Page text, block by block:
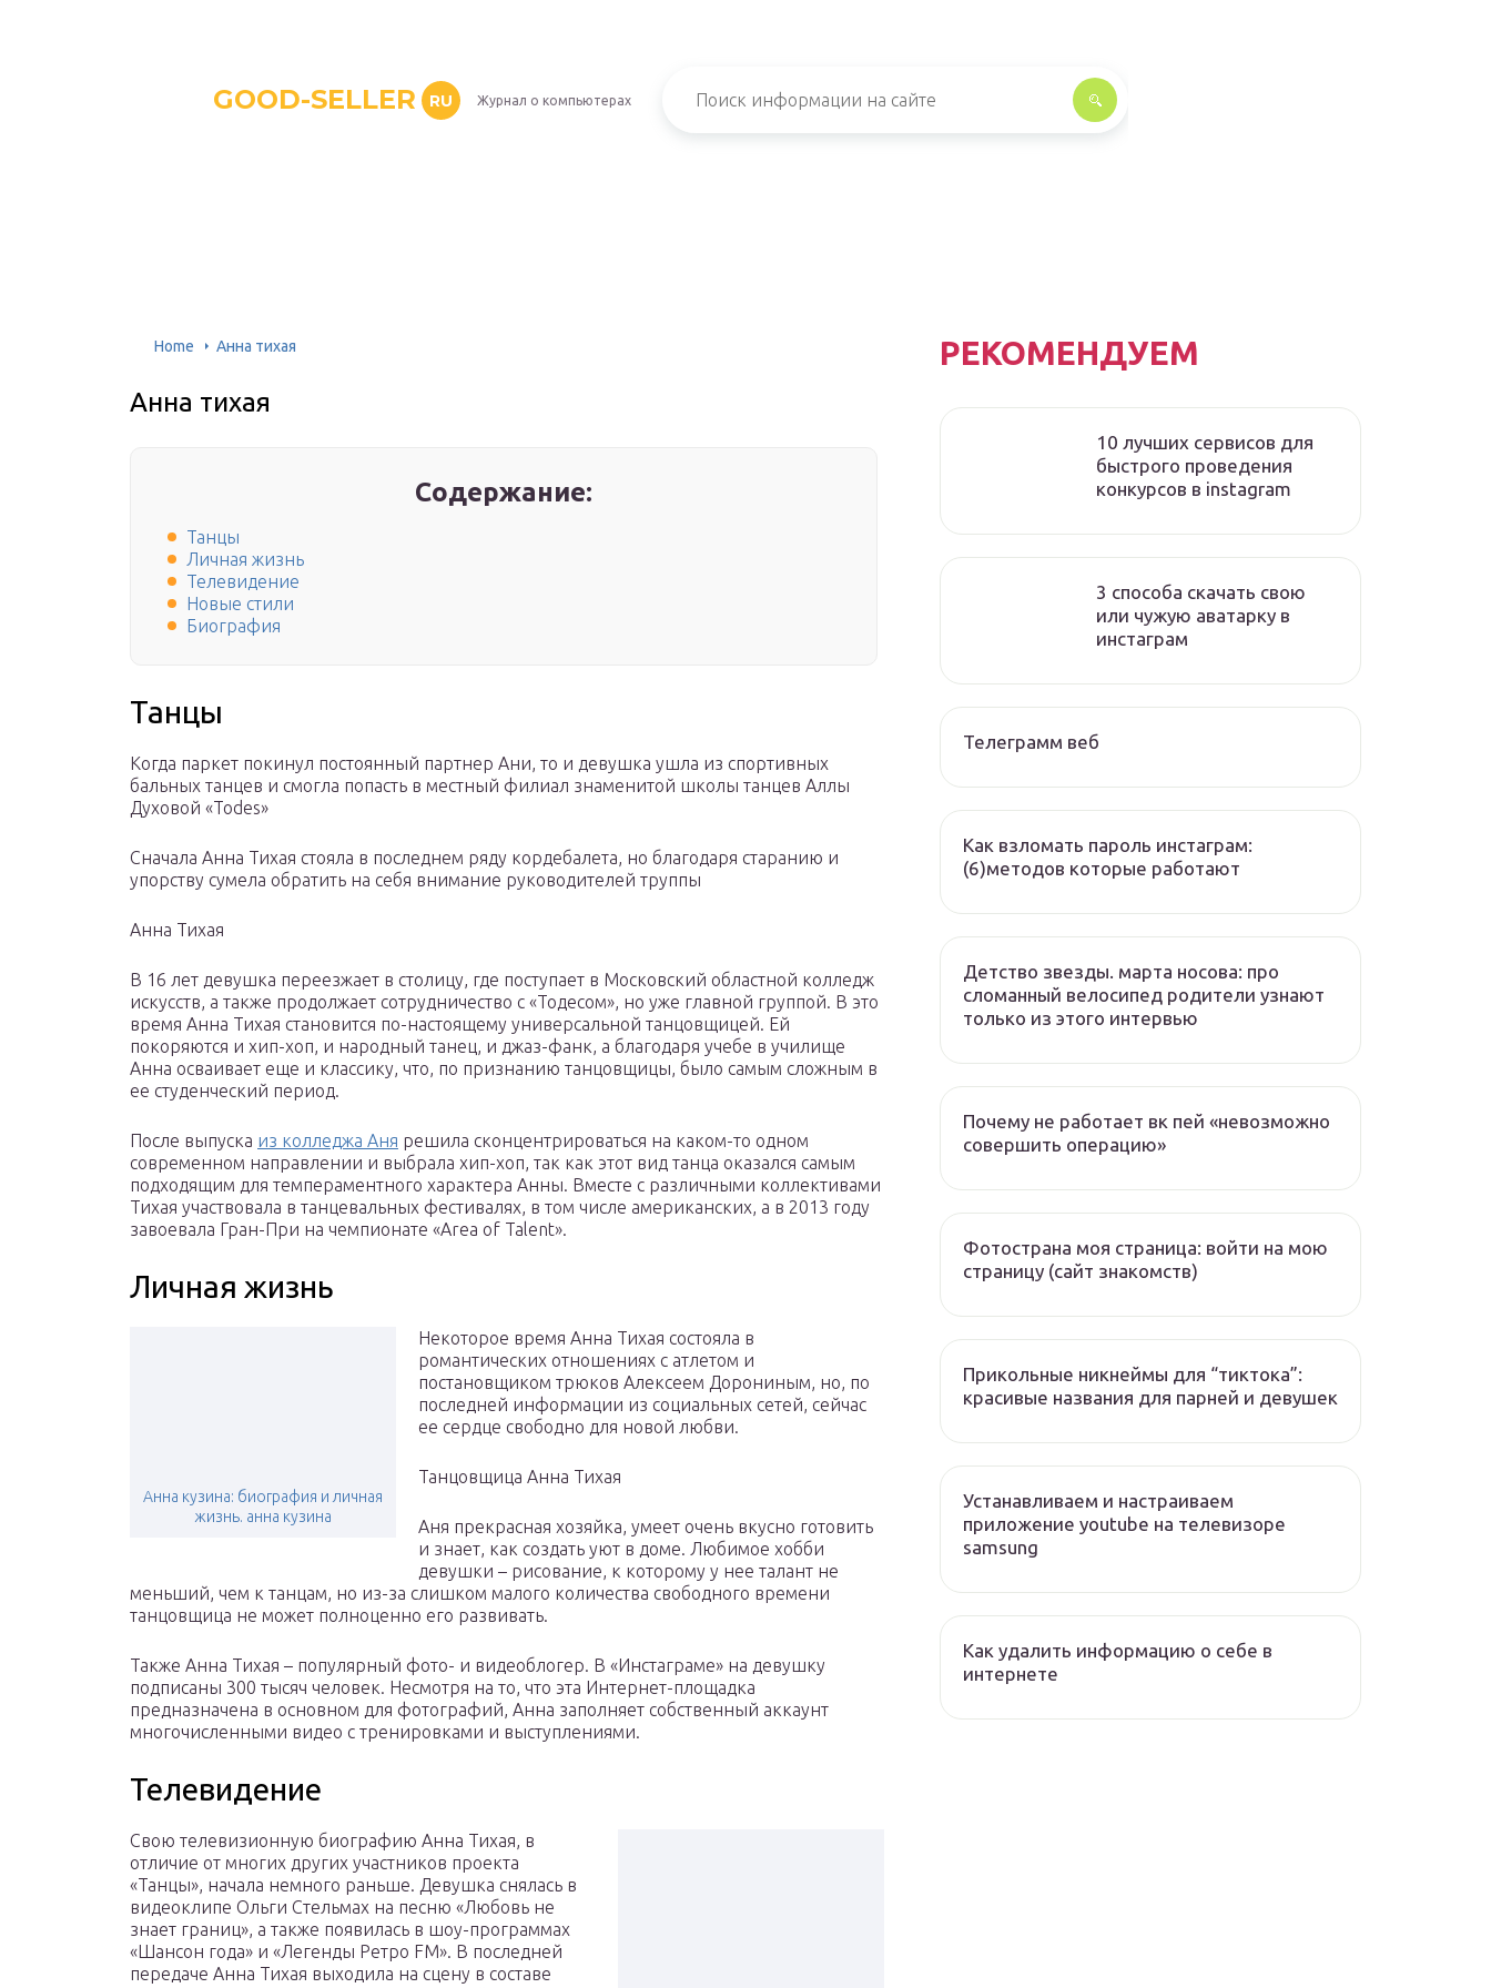
GOOD-SELLER RU Журнал о компьютерах
Home Анна тихая
Анна тихая
Содержание:
Танцы
Личная жизнь
Телевидение
Новые стили
Биография
Танцы
Когда паркет покинул постоянный партнер Ани, то и девушка ушла из спортивных
бальных танцев и смогла попасть в местный филиал знаменитой школы танцев Аллы
Духовой «Todes»
Сначала Анна Тихая стояла в последнем ряду кордебалета, но благодаря старанию и
упорству сумела обратить на себя внимание руководителей труппы
Анна Тихая
В 16 лет девушка переезжает в столицу, где поступает в Московский областной колледж
искусств, а также продолжает сотрудничество с «Тодесом», но уже главной группой. В это
время Анна Тихая становится по-настоящему универсальной танцовщицей. Ей
покоряются и хип-хоп, и народный танец, и джаз-фанк, а благодаря учебе в училище
Анна осваивает еще и классику, что, по признанию танцовщицы, было самым сложным в
ее студенческий период.
После выпуска из колледжа Аня решила сконцентрироваться на каком-то одном
современном направлении и выбрала хип-хоп, так как этот вид танца оказался самым
подходящим для темпераментного характера Анны. Вместе с различными коллективами
Тихая участвовала в танцевальных фестивалях, в том числе американских, а в 2013 году
завоевала Гран-При на чемпионате «Area of Talent».
Личная жизнь
Анна кузина: биография и личная
жизнь. анна кузина
Некоторое время Анна Тихая состояла в
романтических отношениях с атлетом и
постановщиком трюков Алексеем Дорониным, но, по
последней информации из социальных сетей, сейчас
ее сердце свободно для новой любви.
Танцовщица Анна Тихая
Аня прекрасная хозяйка, умеет очень вкусно готовить
и знает, как создать уют в доме. Любимое хобби
девушки – рисование, к которому у нее талант не
меньший, чем к танцам, но из-за слишком малого количества свободного времени
танцовщица не может полноценно его развивать.
Также Анна Тихая – популярный фото- и видеоблогер. В «Инстаграме» на девушку
подписаны 300 тысяч человек. Несмотря на то, что эта Интернет-площадка
предназначена в основном для фотографий, Анна заполняет собственный аккаунт
многочисленными видео с тренировками и выступлениями.
Телевидение
Свою телевизионную биографию Анна Тихая, в
отличие от многих других участников проекта
«Танцы», начала немного раньше. Девушка снялась в
видеоклипе Ольги Стельмах на песню «Любовь не
знает границ», а также появилась в шоу-программах
«Шансон года» и «Легенды Ретро FM». В последней
передаче Анна Тихая выходила на сцену в составе
РЕКОМЕНДУЕМ
10 лучших сервисов для
быстрого проведения
конкурсов в instagram
3 способа скачать свою
или чужую аватарку в
инстаграм
Телеграмм веб
Как взломать пароль инстаграм:
(6)методов которые работают
Детство звезды. марта носова: про
сломанный велосипед родители узнают
только из этого интервью
Почему не работает вк пей «невозможно
совершить операцию»
Фотострана моя страница: войти на мою
страницу (сайт знакомств)
Прикольные никнеймы для “тиктока”:
красивые названия для парней и девушек
Устанавливаем и настраиваем
приложение youtube на телевизоре
samsung
Как удалить информацию о себе в
интернете